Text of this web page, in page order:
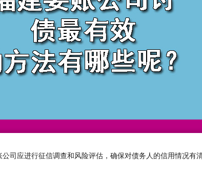
应进行征信调查和风险评估，确保对债务人的信用情况有清